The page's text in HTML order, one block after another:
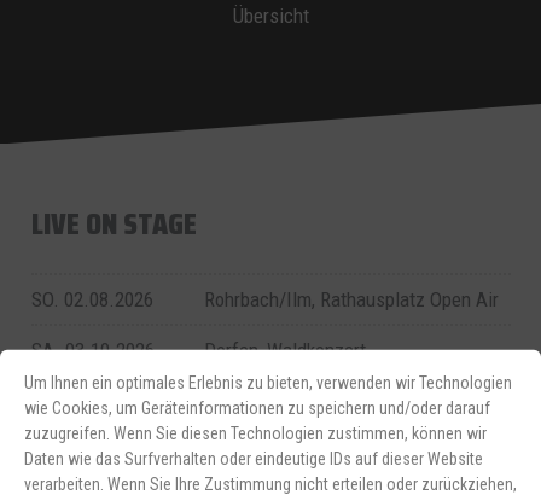
Um Ihnen ein optimales Erlebnis zu bieten, verwenden wir Technologien
wie Cookies, um Geräteinformationen zu speichern und/oder darauf
zuzugreifen. Wenn Sie diesen Technologien zustimmen, können wir
Daten wie das Surfverhalten oder eindeutige IDs auf dieser Website
verarbeiten. Wenn Sie Ihre Zustimmung nicht erteilen oder zurückziehen,
Übersicht
LIVE ON STAGE
SO. 02.08.2026 Rohrbach/Ilm, Rathausplatz Open Air
SA. 03.10.2026 Dorfen, Waldkonzert
SA. 10.10.2026 Weilheim, Hofbühne
FR. 23.10.2026
Höhenberg bei Buchbach,
Lebensgemeinschaft